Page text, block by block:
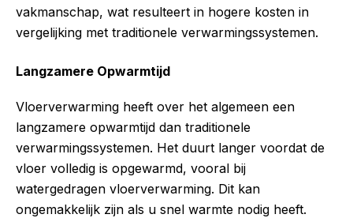
vakmanschap, wat resulteert in hogere kosten in
vergelijking met traditionele verwarmingssystemen.
Langzamere Opwarmtijd
Vloerverwarming heeft over het algemeen een
langzamere opwarmtijd dan traditionele
verwarmingssystemen. Het duurt langer voordat de
vloer volledig is opgewarmd, vooral bij
watergedragen vloerverwarming. Dit kan
ongemakkelijk zijn als u snel warmte nodig heeft.